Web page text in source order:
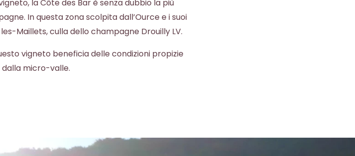
la Côte des Bar è senza dubbio la più
In questa zona scolpita dall’Ource e i suoi
Maillets, culla dello champagne Drouilly LV.
vigneto beneficia delle condizioni propizie
micro-valle.